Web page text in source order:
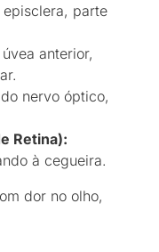
parte
anterior,
nervo óptico,
Retina):
à cegueira.
dor no olho,